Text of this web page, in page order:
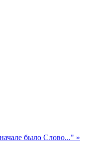
было Слово..." »